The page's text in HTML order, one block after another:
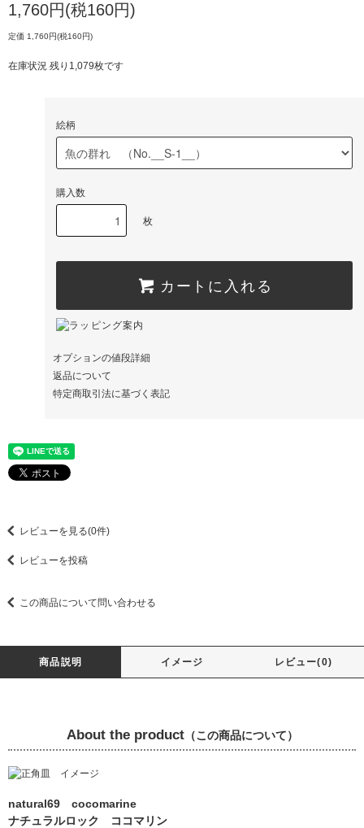
1,760円(税160円)
定価 1,760円(税160円)
在庫状況 残り1,079枚です
絵柄
購入数
枚
カートに入れる
オプションの値段詳細
返品について
特定商取引法に基づく表記
レビューを見る(0件)
レビューを投稿
この商品について問い合わせる
商品説明 イメージ レビュー(0)
About the product（この商品について）
natural69 cocomarine
ナチュラルロック ココマリン